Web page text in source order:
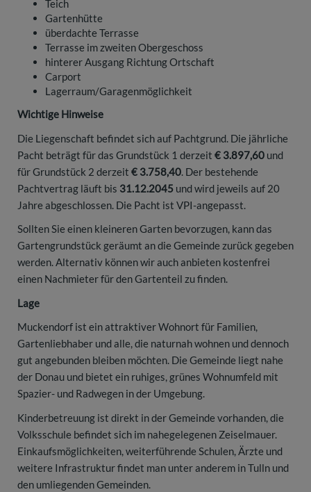
Teich
Gartenhütte
überdachte Terrasse
Terrasse im zweiten Obergeschoss
hinterer Ausgang Richtung Ortschaft
Carport
Lagerraum/Garagenmöglichkeit
Wichtige Hinweise
Die Liegenschaft befindet sich auf Pachtgrund. Die jährliche
Pacht beträgt für das Grundstück 1 derzeit € 3.897,60 und
für Grundstück 2 derzeit € 3.758,40. Der bestehende
Pachtvertrag läuft bis 31.12.2045 und wird jeweils auf 20
Jahre abgeschlossen. Die Pacht ist VPI-angepasst.
Sollten Sie einen kleineren Garten bevorzugen, kann das
Gartengrundstück geräumt an die Gemeinde zurück gegeben
werden. Alternativ können wir auch anbieten kostenfrei
einen Nachmieter für den Gartenteil zu finden.
Lage
Muckendorf ist ein attraktiver Wohnort für Familien,
Gartenliebhaber und alle, die naturnah wohnen und dennoch
gut angebunden bleiben möchten. Die Gemeinde liegt nahe
der Donau und bietet ein ruhiges, grünes Wohnumfeld mit
Spazier- und Radwegen in der Umgebung.
Kinderbetreuung ist direkt in der Gemeinde vorhanden, die
Volksschule befindet sich im nahegelegenen Zeiselmauer.
Einkaufsmöglichkeiten, weiterführende Schulen, Ärzte und
weitere Infrastruktur findet man unter anderem in Tulln und
den umliegenden Gemeinden.